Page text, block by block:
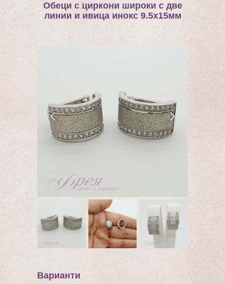
Обеци с циркони широки с две
линии и ивица инокс 9.5х15мм
Варианти